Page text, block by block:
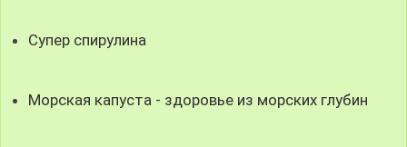
Супер спирулина
Морская капуста - здоровье из морских глубин